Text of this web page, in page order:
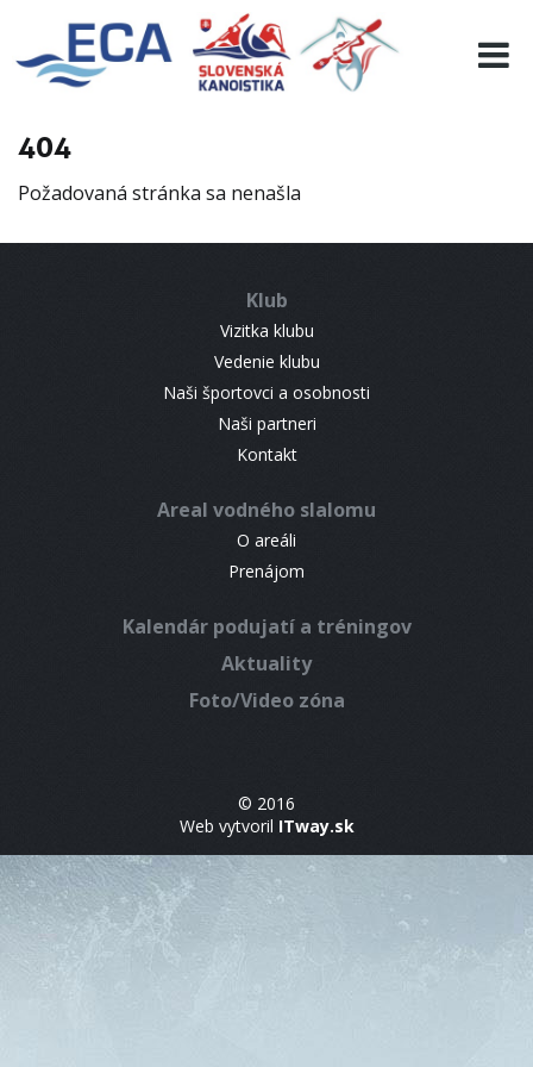
404
Požadovaná stránka sa nenašla
Klub
Vizitka klubu
Vedenie klubu
Naši športovci a osobnosti
Naši partneri
Kontakt
Areal vodného slalomu
O areáli
Prenájom
Kalendár podujatí a tréningov
Aktuality
Foto/Video zóna
© 2016
Web vytvoril ITway.sk
EURO 19
INFO
RESULTS
CONTACT